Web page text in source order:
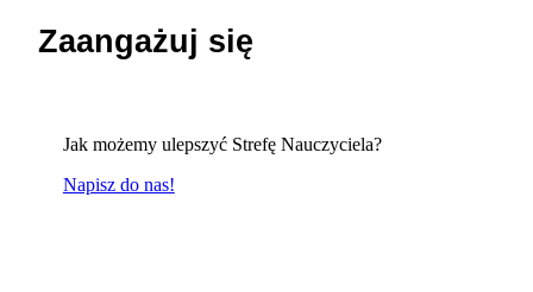
Zaangażuj się
Jak możemy ulepszyć Strefę Nauczyciela?
Napisz do nas!